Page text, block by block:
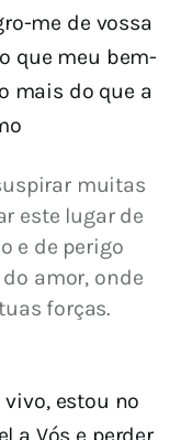
me de vossa
que meu bem-
mais do que a
muitas
este lugar de
e de perigo
amor, onde
forças.
vivo, estou no
a Vós e perder